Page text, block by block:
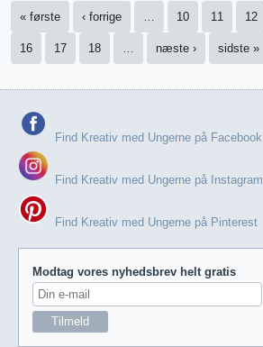
Sider« første ‹ forrige 10 11 12
16 17 18 næste › sidste »
Find Kreativ med Ungerne på Facebook
Find Kreativ med Ungerne på Instagram
Find Kreativ med Ungerne på Pinterest
Modtag vores nyhedsbrev helt gratis